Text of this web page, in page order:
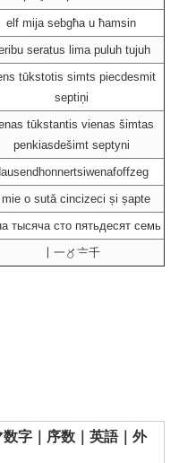
elf mija sebgħa u ħamsin
seratus lima puluh tujuh
tūkstotis simts piecdesmit
septiņi
tūkstantis vienas šimtas
penkiasdešimt septyni
o sută cincizeci și șapte
тысяча сто пятьдесят семь
〡一〥〧千
字｜序数｜英語｜外